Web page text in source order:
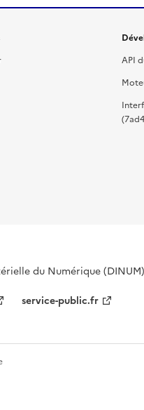
API
du Numérique
service-public.fr